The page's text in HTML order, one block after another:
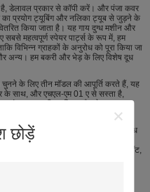
छोड़ें
है, डेलावल प्रकार से कॉपी करें। और पंजा कवर
का प्रयोग ट्यूबिंग और नलिका ट्यूब से जुड़ने के
किया जाता है। यह गाय दुग्ध मशीन और
सबसे महत्वपूर्ण स्पेयर पार्ट्स के रूप में, हम
विभिन्न ग्राहकों के अनुरोध को पूरा किया जा
हम बकरी और भेड़ के लिए विशेष दूध
चुनने के लिए तीन मॉडल की आपूर्ति करते हैं, यह
के साथ, और एचएल-एम 01 ए से सस्ता है,
ए पंजा आधार भी प्लास्टिक है। केवल HL-
गठित की जाती है। दूध देने वाली इकाई में दूध
दूध लाइनर, दूध के खोल और आदि शामिल
है। वैक्यूम पंप प्रणाली में वैक्यूम पंप, तेल पॉट,
और आदि होते हैं।